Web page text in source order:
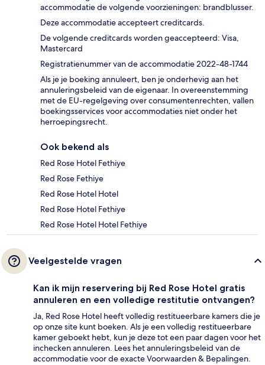
accommodatie de volgende voorzieningen: brandblusser.
Deze accommodatie accepteert creditcards.
De volgende creditcards worden geaccepteerd: Visa,
Mastercard
Registratienummer van de accommodatie 2022-48-1744
Als je je boeking annuleert, ben je onderhevig aan het
annuleringsbeleid van de eigenaar. In overeenstemming
met de EU-regelgeving over consumentenrechten, vallen
boekingsservices voor accommodaties niet onder het
herroepingsrecht.
Ook bekend als
Red Rose Hotel Fethiye
Red Rose Fethiye
Red Rose Hotel Hotel
Red Rose Hotel Fethiye
Red Rose Hotel Hotel Fethiye
Veelgestelde vragen
Kan ik mijn reservering bij Red Rose Hotel gratis
annuleren en een volledige restitutie ontvangen?
Ja, Red Rose Hotel heeft volledig restitueerbare kamers die je
op onze site kunt boeken. Als je een volledig restitueerbare
kamer geboekt hebt, kun je deze tot een paar dagen voor het
inchecken annuleren. Lees het annuleringsbeleid van de
accommodatie voor de exacte Voorwaarden & Bepalingen.